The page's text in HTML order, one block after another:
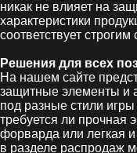
никак не влияет на
характеристики
соответствует
Решения для всех
На нашем сайте
защитные элементы и
под разные стили
требуется ли прочная
форварда или легкая
в разделе распродаж